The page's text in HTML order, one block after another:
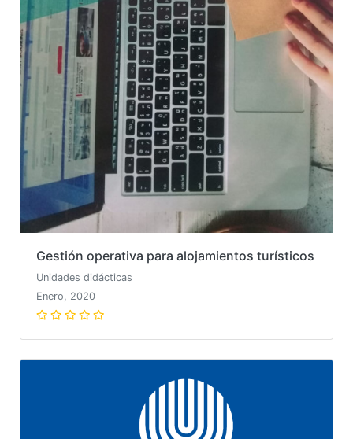
Gestión operativa para alojamientos turísticos
Unidades didácticas
Enero, 2020